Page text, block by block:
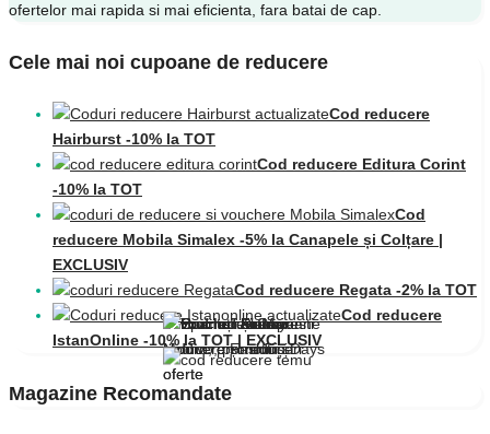
ofertelor mai rapida si mai eficienta, fara batai de cap.
Cele mai noi cupoane de reducere
Cod reducere
Hairburst -10% la TOT
Cod reducere Editura Corint
-10% la TOT
Cod
reducere Mobila Simalex -5% la Canapele și Colțare |
EXCLUSIV
Cod reducere Regata -2% la TOT
Cod reducere
IstanOnline -10% la TOT | EXCLUSIV
Magazine Recomandate